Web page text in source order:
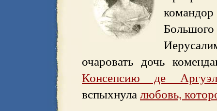
очаровать дочь
Консепсию де
вспыхнулалюбовь,